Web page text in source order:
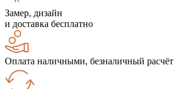
Замер, дизайн
и доставка бесплатно
Оплата наличными, безналичный расчёт